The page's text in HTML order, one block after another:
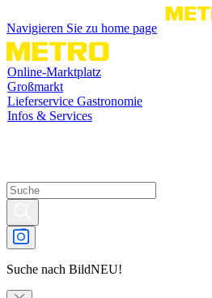
Navigieren Sie zu home page
Online-Marktplatz
Großmarkt
Lieferservice Gastronomie
Infos & Services
Suche nach BildNEU!